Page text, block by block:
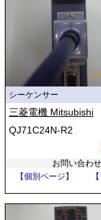
シーケンサー
三菱電機 Mitsubishi
QJ71C24N-R2
お問い合わせ
【個別ページ】